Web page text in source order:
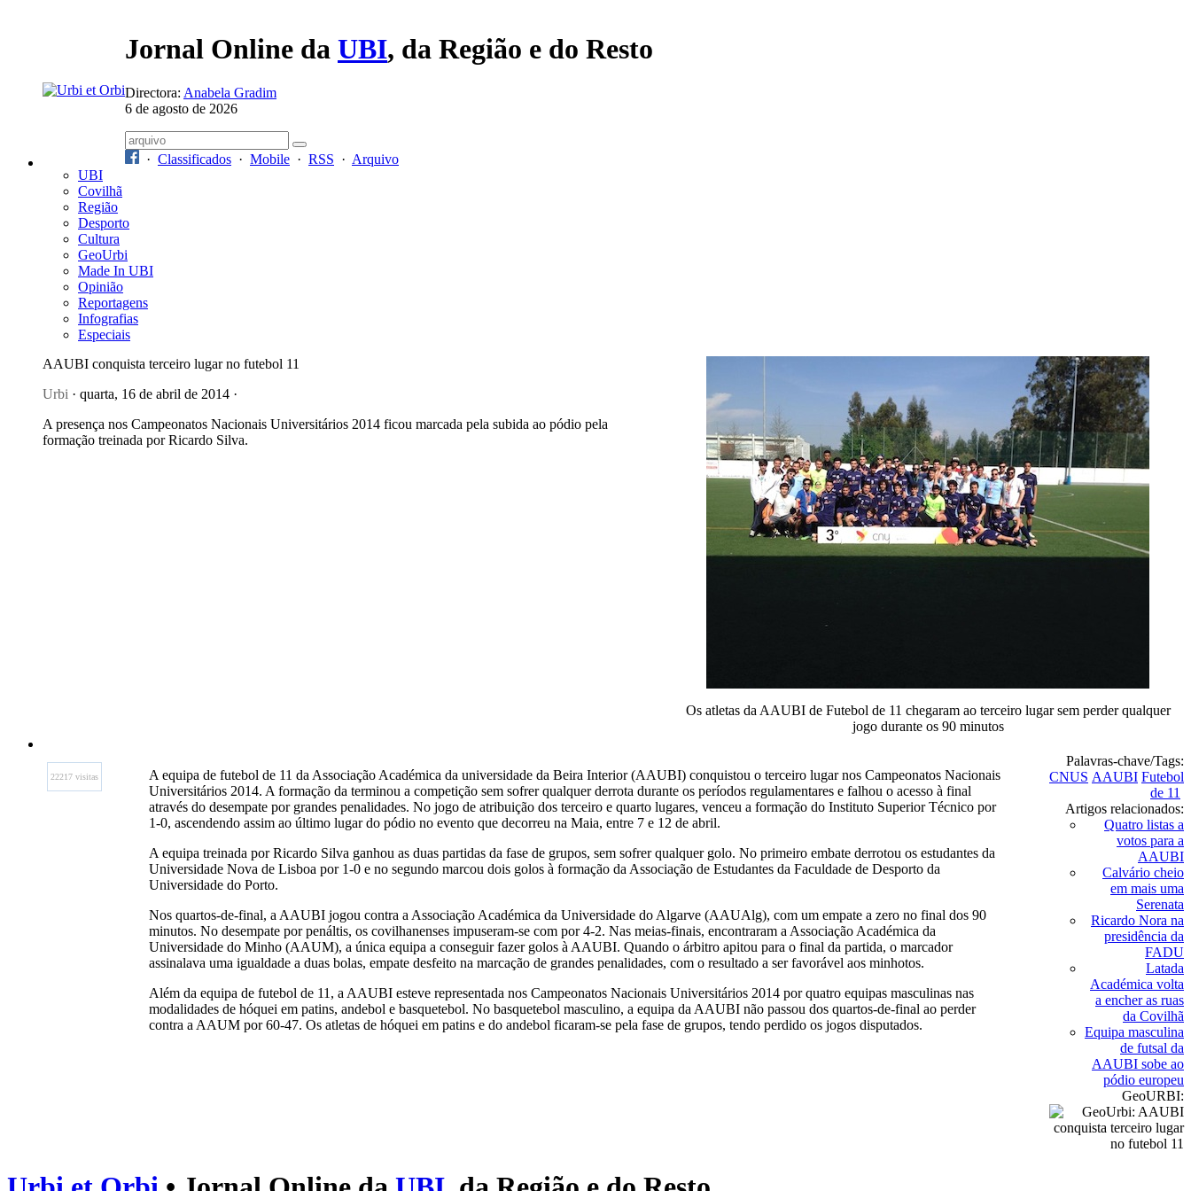
Jornal Online da UBI, da Região e do Resto
Directora: Anabela Gradim
6 de agosto de 2026
· Classificados · Mobile · RSS · Arquivo
UBI
Covilhã
Região
Desporto
Cultura
GeoUrbi
Made In UBI
Opinião
Reportagens
Infografias
Especiais
AAUBI conquista terceiro lugar no futebol 11
Urbi · quarta, 16 de abril de 2014 ·
A presença nos Campeonatos Nacionais Universitários 2014 ficou marcada pela subida ao pódio pela
formação treinada por Ricardo Silva.
Os atletas da AAUBI de Futebol de 11 chegaram ao terceiro lugar sem perder qualquer
jogo durante os 90 minutos
22217 visitas
A equipa de futebol de 11 da Associação Académica da universidade da Beira Interior (AAUBI) conquistou o terceiro lugar nos Campeonatos Nacionais
Universitários 2014. A formação da terminou a competição sem sofrer qualquer derrota durante os períodos regulamentares e falhou o acesso à final
através do desempate por grandes penalidades. No jogo de atribuição dos terceiro e quarto lugares, venceu a formação do Instituto Superior Técnico por
1-0, ascendendo assim ao último lugar do pódio no evento que decorreu na Maia, entre 7 e 12 de abril.
A equipa treinada por Ricardo Silva ganhou as duas partidas da fase de grupos, sem sofrer qualquer golo. No primeiro embate derrotou os estudantes da
Universidade Nova de Lisboa por 1-0 e no segundo marcou dois golos à formação da Associação de Estudantes da Faculdade de Desporto da
Universidade do Porto.
Nos quartos-de-final, a AAUBI jogou contra a Associação Académica da Universidade do Algarve (AAUAlg), com um empate a zero no final dos 90
minutos. No desempate por penáltis, os covilhanenses impuseram-se com por 4-2. Nas meias-finais, encontraram a Associação Académica da
Universidade do Minho (AAUM), a única equipa a conseguir fazer golos à AAUBI. Quando o árbitro apitou para o final da partida, o marcador
assinalava uma igualdade a duas bolas, empate desfeito na marcação de grandes penalidades, com o resultado a ser favorável aos minhotos.
Além da equipa de futebol de 11, a AAUBI esteve representada nos Campeonatos Nacionais Universitários 2014 por quatro equipas masculinas nas
modalidades de hóquei em patins, andebol e basquetebol. No basquetebol masculino, a equipa da AAUBI não passou dos quartos-de-final ao perder
contra a AAUM por 60-47. Os atletas de hóquei em patins e do andebol ficaram-se pela fase de grupos, tendo perdido os jogos disputados.
Palavras-chave/Tags:
CNUS AAUBI Futebol
de 11
Artigos relacionados:
Quatro listas a
votos para a
AAUBI
Calvário cheio
em mais uma
Serenata
Ricardo Nora na
presidência da
FADU
Latada
Académica volta
a encher as ruas
da Covilhã
Equipa masculina
de futsal da
AAUBI sobe ao
pódio europeu
GeoURBI: